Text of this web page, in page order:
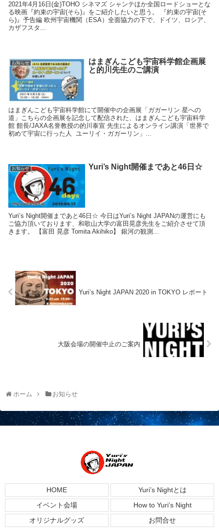
2021年4月16日(金)TOHO シネマズ シャンテほか全国ロードショーとな
る映画『約束の宇宙(そら)』をご紹介したいと思う。 『約束の宇宙(そ
ら)』予告編 欧州宇宙機関（ESA）全面協力の下で、ドイツ、ロシア、
カザフスタ...
お知らせ
はまぎんこども宇宙科学館企画展
と的川先生のご講演
はまぎんこども宇宙科学館にて開催中の企画展「ガガーリン 星への
道」こちらの企画展を記念して配信された、はまぎんこども宇宙科学
館 館長/JAXA名誉教授の的川泰宣 先生によるオンライン講演「世界で
初めて宇宙に行った人 ユーリイ・ガガーリン」...
お知らせ Yuri’s Night開催まであと46日☆
Yuri’s Night開催まであと46日☆ 今日はYuri’s Night JAPANの運営にも
ご協力頂いております、和歌山大学の富田晃彦先生をご紹介させて頂
きます。 【富田 晃彦 Tomita Akihiko】 銀河の観測...
Yuri’s Night JAPAN 2020 in TOKYO レポート
大阪会場の開催中止のご案内
ホーム お知らせ
HOME
Yuri’s Nightとは
イベント会場
How to Yuri’s Night
オリジナルグッズ
お問合せ